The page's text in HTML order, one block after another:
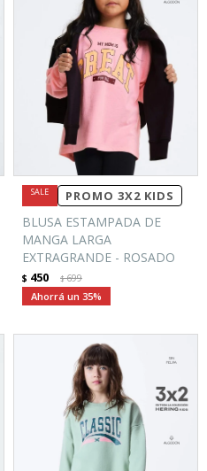
PROMO 3X2 KIDS
BLUSA ESTAMPADA DE
MANGA LARGA
EXTRAGRANDE - ROSADO
$ 450 $699
35